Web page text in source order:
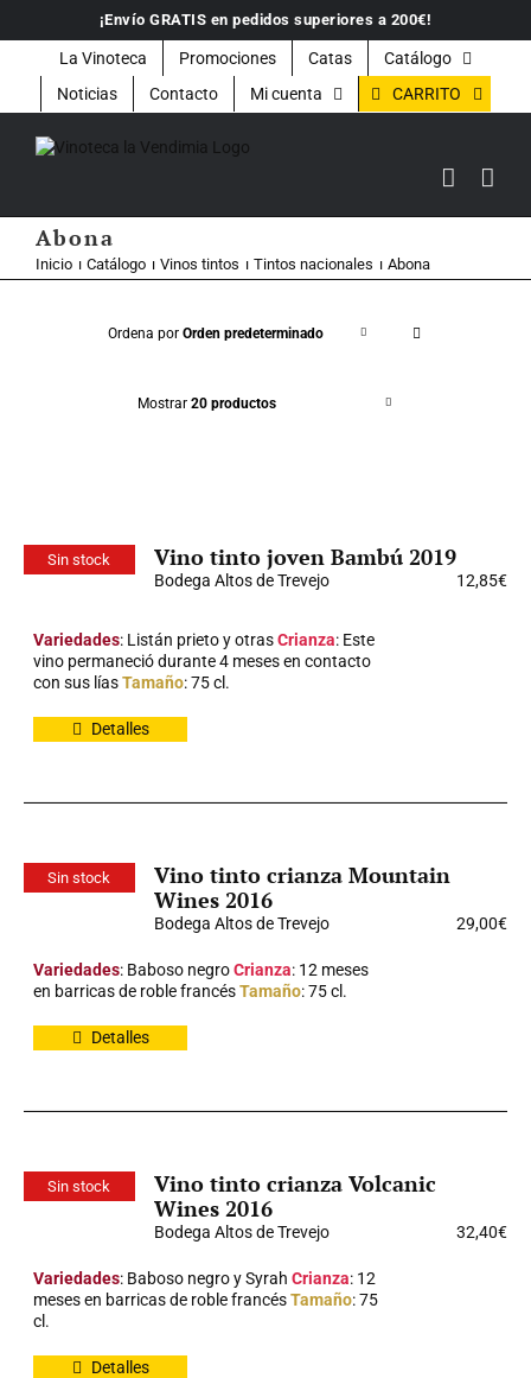
contenido
¡Envío GRATIS en pedidos superiores a 200€!
La Vinoteca Promociones Catas
Catálogo
Noticias
Contacto Mi cuenta CARRITO
Abona
Inicio Catálogo Vinos tintos Tintos nacionales Abona
Ordena por Orden predeterminado
Mostrar 20 productos
Sin stock Vino tinto joven Bambú 2019
Bodega Altos de Trevejo 12,85€
Variedades: Listán prieto y otrasCrianza: Este
vino permaneció durante 4 meses en contacto
con sus líasTamaño: 75 cl.
Detalles
Sin stock
Vino tinto crianza Mountain
Wines 2016
Bodega Altos de Trevejo 29,00€
Variedades: Baboso negroCrianza: 12 meses
en barricas de roble francésTamaño: 75 cl.
Detalles
Sin stock
Vino tinto crianza Volcanic
Wines 2016
Bodega Altos de Trevejo 32,40€
Variedades: Baboso negro y SyrahCrianza: 12
meses en barricas de roble francésTamaño: 75
cl.
Detalles